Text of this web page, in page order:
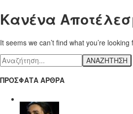
Κανένα
It seems we can’t find what you’re
ΑΝΑΖΗΤΗΣΗ
ΠΡΟΣΦΑΤΑ ΑΡΘΡΑ